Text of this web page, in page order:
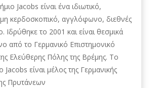
Jacobs είναι ένα ιδιωτικό,
κερδοσκοπικό, αγγλόφωνο, διεθνές
Ιδρύθηκε το 2001 και είναι θεσμικά
από το Γερμανικό Επιστημονικό
Ελεύθερης Πόλης της Βρέμης. Το
Jacobs είναι μέλος της Γερμανικής
Πρυτάνεων